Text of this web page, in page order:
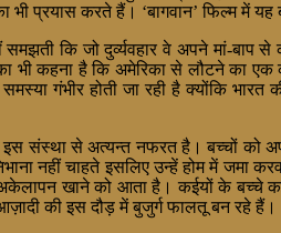
प्रयास करते हैं। ‘बागवान’ फिल्म में
कि जो दुर्व्यवहार वे अपने मां-
कहना है कि अमेरिका से लौटने का एक
गंभीर होती जा रही है क्योंकि
से अत्यन्त नफरत है। बच्चों को
नहीं चाहते इसलिए उन्हें होम में
खाने को आता है। कईयों के बच्चे
की इस दौड़ में बुजुर्ग फालतू बन रहे हैं।